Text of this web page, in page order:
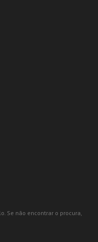
Se não encontrar o procura,